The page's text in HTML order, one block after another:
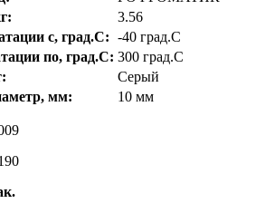
3.56
с, град.C: -40 град.C
по, град.C: 300 град.C
Серый
мм:
10 мм